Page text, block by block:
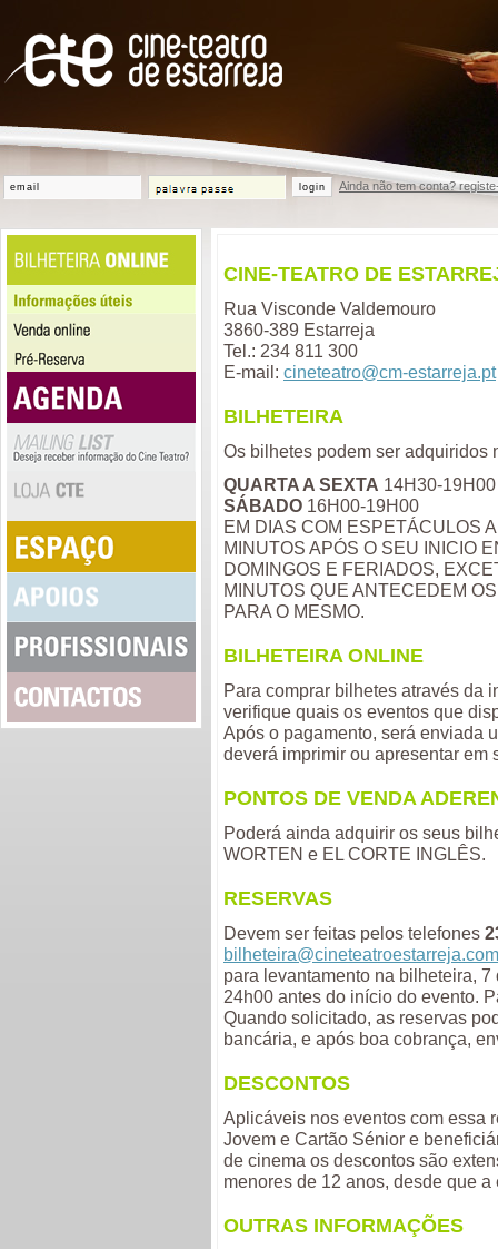
login Ainda não tem conta?
CINE-TEATRO DE
Rua Visconde Valdemouro
3860-389 Estarreja
Tel.: 234 811 300
E-mail: cineteatro@cm-estarreja.pt
BILHETEIRA
Os bilhetes podem ser adquiridos
QUARTA A SEXTA 14H30-19H00
SÁBADO 16H00-19H00
EM DIAS COM ESPETÁCULOS
MINUTOS APÓS O SEU INICIO
DOMINGOS E FERIADOS,
MINUTOS QUE ANTECEDEM
PARA O MESMO.
BILHETEIRA ONLINE
Para comprar bilhetes através da
verifique quais os eventos que
Após o pagamento, será enviada
deverá imprimir ou apresentar em
PONTOS DE VENDA
Poderá ainda adquirir os seus
WORTEN e EL CORTE INGLÊS.
RESERVAS
Devem ser feitas pelos telefones
bilheteira@cineteatroestarreja.com
para levantamento na bilheteira,
24h00 antes do início do evento.
Quando solicitado, as reservas
bancária, e após boa cobrança,
DESCONTOS
Aplicáveis nos eventos com essa
Jovem e Cartão Sénior e
de cinema os descontos são
menores de 12 anos, desde que
OUTRAS INFORMAÇÕES